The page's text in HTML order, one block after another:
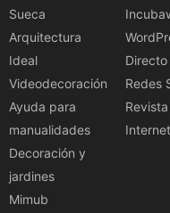
Sueca
Arquitectura
Ideal
Videodecoración
Ayuda para
manualidades
Decoración y
jardines
Mimub
Directo
Redes